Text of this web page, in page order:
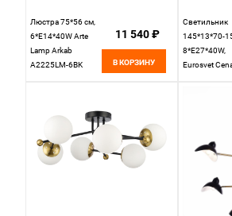
Люстра 75*56 см,
6*E14*40W Arte
Lamp Arkab
A2225LM-6BK
11 540 ₽
В КОРЗИНУ
Светильник
145*13*70-
8*E27*40W,
Eurosvet